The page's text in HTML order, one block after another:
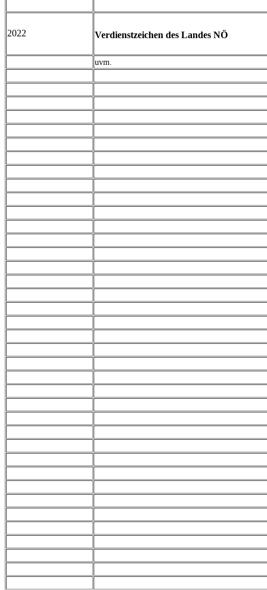
2022 Verdienstzeichen des Landes NÖ
uvm.